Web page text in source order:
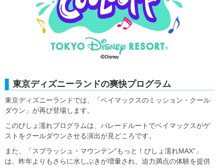
東京ディズニーランドの爽快プログラム
東京ディズニーランドでは、「ベイマックスのミッション・クール
ダウン」が再び登場します。
このびしょ濡れプログラムは、パレードルートでベイマックスがゲ
ストをクールダウンさせる演出が見どころです。
また、「スプラッシュ・マウンテン“もっと！びしょ濡れMAX”」
は、昨年よりもさらに水しぶきが増量され、迫力満点の体験を提供